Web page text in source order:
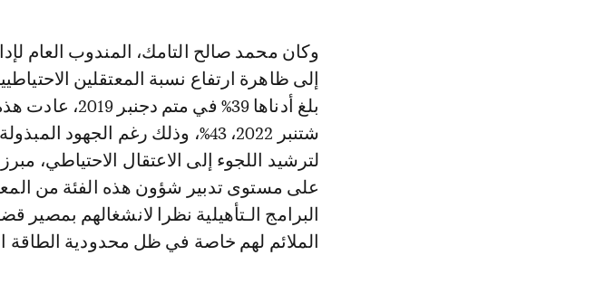
وكان محمد صالح التامك، المندوب العام
إلى ظاهرة ارتفاع نسبة المعتقلين
بلغ أدناها 39%
شتنبر 2022، 43%، وذلك رغم
لترشيد اللجوء إلى الاعتقال الاحتياطي،
على مستوى تدبير شؤون هذه الفئة من
البرامج الـتأهيلية نظرا لانشغالهم
الملائم لهم خاصة في ظل محدودية الطاقة